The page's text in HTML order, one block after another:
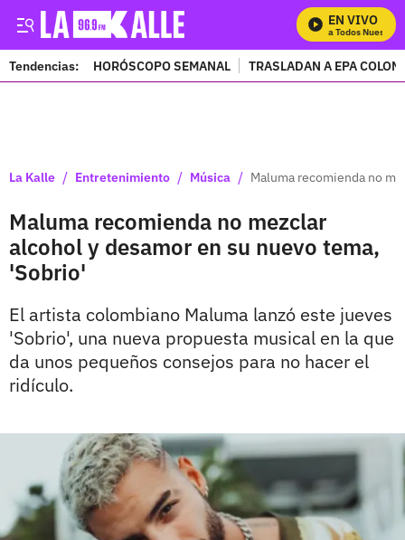
EN VIVO
Mira Todos Nuestros
Tendencias: HORÓSCOPO SEMANAL TRASLADAN A EPA
La Kalle / Entretenimiento / Música / Maluma recomienda no
Maluma recomienda no mezclar
alcohol y desamor en su nuevo tema,
'Sobrio'
El artista colombiano Maluma lanzó este jueves
'Sobrio', una nueva propuesta musical en la que
da unos pequeños consejos para no hacer el
ridículo.